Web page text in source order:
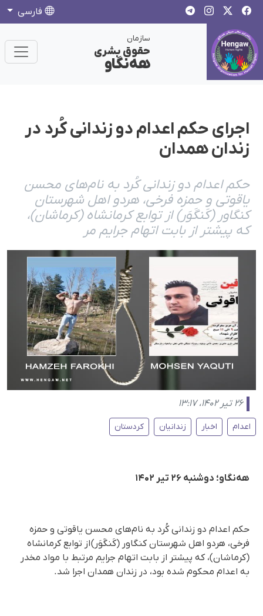
فارسی
سازمان
حقوق بشری
هەنگاو
اجرای حکم اعدام دو زندانی کُرد در
زندان همدان
حکم اعدام دو زندانی کُرد به نام‌های محسن
یاقوتی و حمزه فرخی، هردو اهل شهرستان
کنگاور (کَنگَوَر) از توابع کرمانشاه (کرماشان)،
که پیشتر از بابت اتهام جرایم مر
۲۶ تیر ۱۴۰۲، ۱۳:۱۷
اعدام اخبار زندانیان کردستان
هه‌نگاو؛ دوشنبه ۲۶ تیر ۱۴۰۲
حکم اعدام دو زندانی کُرد به نام‌های محسن یاقوتی و حمزه
فرخی، هردو اهل شهرستان کنگاور (کَنگَوَر) از توابع کرمانشاه
(کرماشان)، که پیشتر از بابت اتهام جرایم مرتبط با مواد مخدر
به اعدام محکوم شده بود، در زندان همدان اجرا شد.